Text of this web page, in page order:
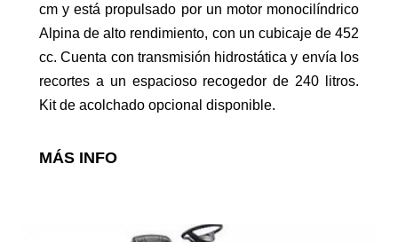
Motoazadas
cm y está propulsado por un motor monocilíndrico
Alpina de alto rendimiento, con un cubicaje de 452
cc. Cuenta con transmisión hidrostática y envía los
recortes a un espacioso recogedor de 240 litros.
Kit de acolchado opcional disponible.
MÁS INFO